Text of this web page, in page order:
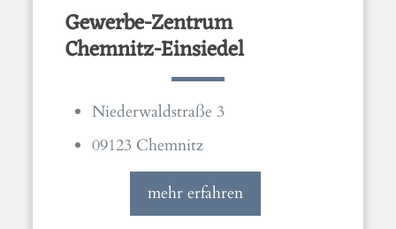
Gewerbe-Zentrum
Chemnitz-Einsiedel
Niederwaldstraße 3
09123 Chemnitz
mehr erfahren